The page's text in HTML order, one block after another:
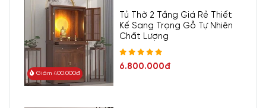
Giảm 400.000đ
Tủ Thờ 2 Tầng Giá Rẻ Thiết
Kế Sang Trọng Gỗ Tự Nhiên
Chất Lượng
6.800.000đ